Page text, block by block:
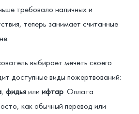
требовало наличных и
теперь занимает считанные
выбирает мечеть своего
доступные виды пожертвований:
, фидьяили ифтар. Оплата
как обычный перевод или